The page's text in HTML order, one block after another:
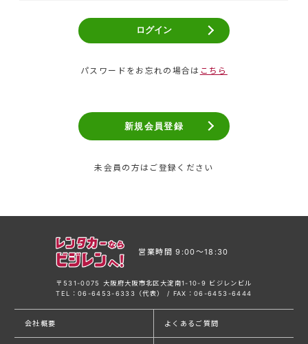
パスワードをお忘れの場合は こちら
新規会員登録
未会員の方はご登録ください
営業時間 9:00〜18:30
〒531-0075 大阪府大阪市北区大淀南1-10-9 ビジレンビル
TEL：06-6453-6333（代表） / FAX：06-6453-6444
会社概要 よくあるご質問